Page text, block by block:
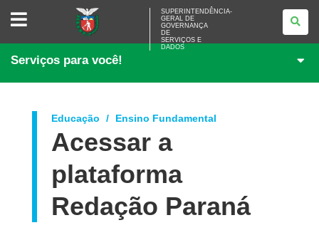
SUPERINTENDÊNCIA-
<BR>GOVERNANÇA
SERVIÇOS
DADOS
SUPERINTENDÊNCIA-
GERAL DE
GOVERNANÇA
DE
SERVIÇOS E
DADOS
Serviços para você!
Educação Ensino Fundamental
Acessar a
plataforma
Redação Paraná